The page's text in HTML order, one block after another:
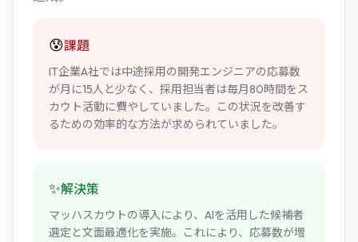
😰課題
IT企業A社では中途採用の開発エンジニアの応募数
が月に15人と少なく、採用担当者は毎月80時間をス
カウト活動に費やしていました。この状況を改善す
るための効率的な方法が求められていました。
✨解決策
マッハスカウトの導入により、AIを活用した候補者
選定と文面最適化を実施。これにより、応募数が増